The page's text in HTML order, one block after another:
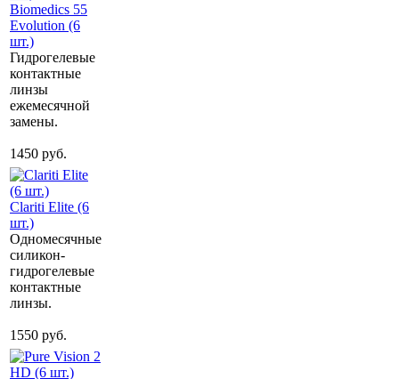
Biomedics 55
Evolution (6
шт.)
Гидрогелевые
контактные
линзы
ежемесячной
замены.
1450 руб.
Clariti Elite (6
шт.)
Одномесячные
силикон-
гидрогелевые
контактные
линзы.
1550 руб.